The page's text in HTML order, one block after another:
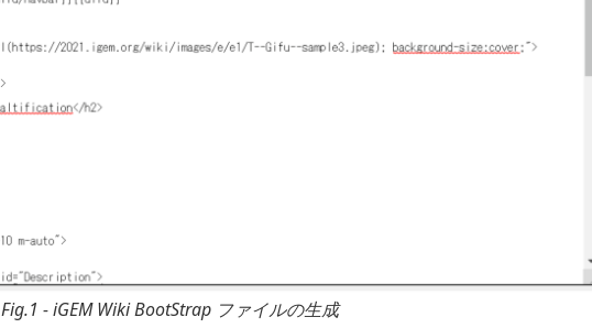
Fig.1 - iGEM Wiki BootStrap ファイルの生成